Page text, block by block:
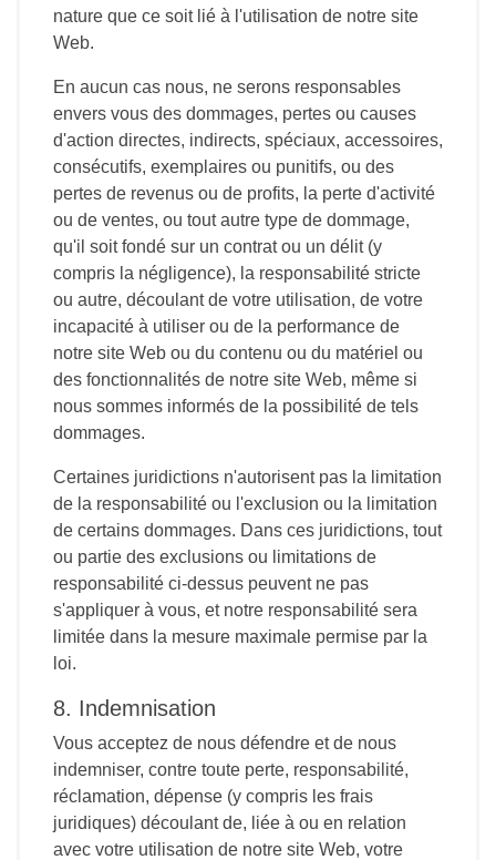
nature que ce soit lié à l'utilisation de notre site
Web.
En aucun cas nous, ne serons responsables
envers vous des dommages, pertes ou causes
d'action directes, indirects, spéciaux, accessoires,
consécutifs, exemplaires ou punitifs, ou des
pertes de revenus ou de profits, la perte d'activité
ou de ventes, ou tout autre type de dommage,
qu'il soit fondé sur un contrat ou un délit (y
compris la négligence), la responsabilité stricte
ou autre, découlant de votre utilisation, de votre
incapacité à utiliser ou de la performance de
notre site Web ou du contenu ou du matériel ou
des fonctionnalités de notre site Web, même si
nous sommes informés de la possibilité de tels
dommages.
Certaines juridictions n'autorisent pas la limitation
de la responsabilité ou l'exclusion ou la limitation
de certains dommages. Dans ces juridictions, tout
ou partie des exclusions ou limitations de
responsabilité ci-dessus peuvent ne pas
s'appliquer à vous, et notre responsabilité sera
limitée dans la mesure maximale permise par la
loi.
8. Indemnisation
Vous acceptez de nous défendre et de nous
indemniser, contre toute perte, responsabilité,
réclamation, dépense (y compris les frais
juridiques) découlant de, liée à ou en relation
avec votre utilisation de notre site Web, votre